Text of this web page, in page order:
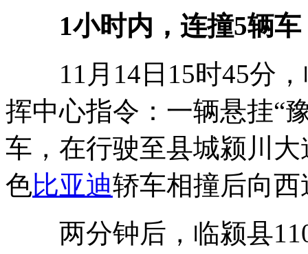
1小时内，连撞5辆车
11月14日15时45分，
挥中心指令：一辆悬挂“
车，在行驶至县城颍川
色比亚迪轿车相撞后向西
两分钟后，临颍县110